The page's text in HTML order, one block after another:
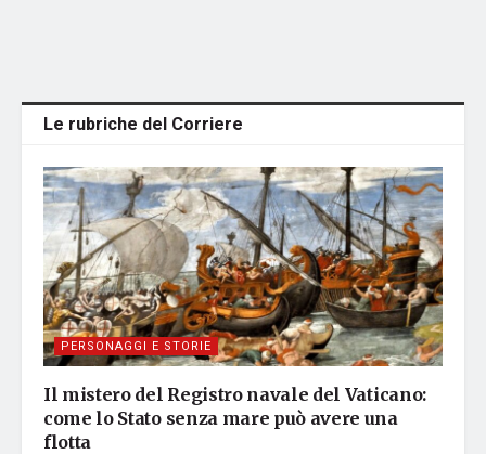
Le rubriche del Corriere
PERSONAGGI E STORIE
Il mistero del Registro navale del Vaticano:
come lo Stato senza mare può avere una
flotta